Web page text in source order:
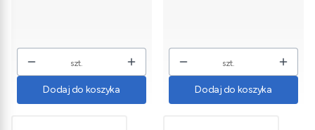
szt.
Dodaj do koszyka
szt.
Dodaj do koszyka